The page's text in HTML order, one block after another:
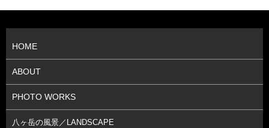
HOME
ABOUT
PHOTO WORKS
八ヶ岳の風景／LANDSCAPE